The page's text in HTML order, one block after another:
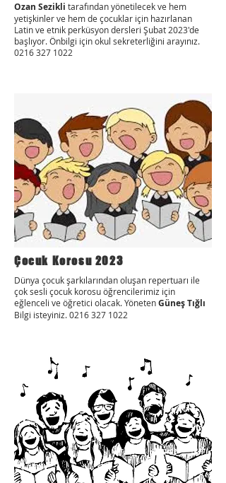
Ozan Sezikli tarafından yönetilecek ve hem
yetişkinler ve hem de çocuklar için hazırlanan
Latin ve etnik perküsyon dersleri Şubat 2023'de
başlıyor. Önbilgi için okul sekreterliğini arayınız.
0216 327 1022
Çocuk Korosu 2023
Dünya çocuk şarkılarından oluşan repertuarı ile
çok sesli çocuk korosu öğrencilerimiz için
eğlenceli ve öğretici olacak. YönetenGüneş Tığlı
Bilgi isteyiniz.0216 327 1022